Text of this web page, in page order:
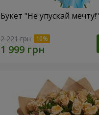
Букет "Не упускай мечту!"
2 221 грн